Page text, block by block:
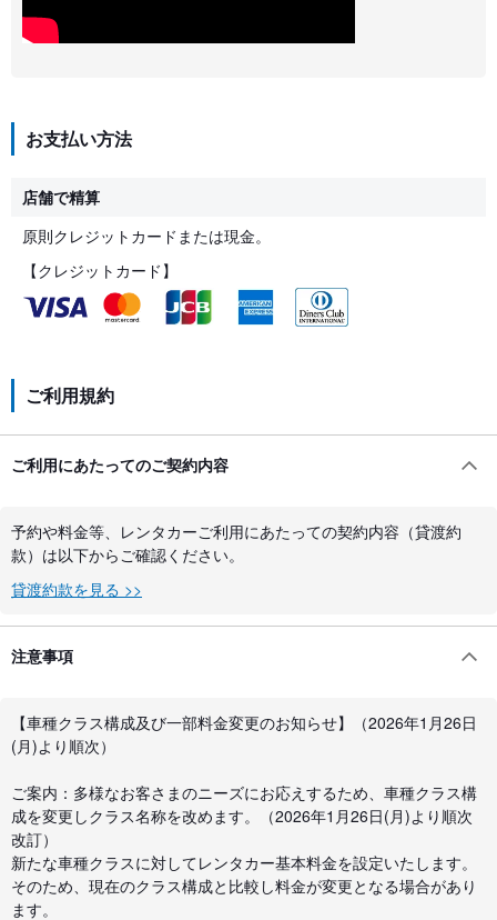
お支払い方法
店舗で精算
原則クレジットカードまたは現金。
【クレジットカード】
ご利用規約
ご利用にあたってのご契約内容
予約や料金等、レンタカーご利用にあたっての契約内容（貸渡約
款）は以下からご確認ください。
貸渡約款を見る >>
注意事項
【車種クラス構成及び一部料金変更のお知らせ】（2026年1月26日
(月)より順次）
ご案内：多様なお客さまのニーズにお応えするため、車種クラス構
成を変更しクラス名称を改めます。（2026年1月26日(月)より順次
改訂）
新たな車種クラスに対してレンタカー基本料金を設定いたします。
そのため、現在のクラス構成と比較し料金が変更となる場合があり
ます。